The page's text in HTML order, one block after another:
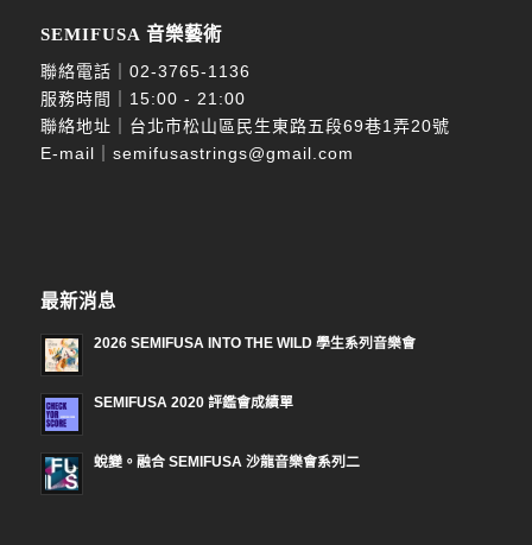
SEMIFUSA 音樂藝術
聯絡電話｜ 02-3765-1136
服務時間｜15:00 - 21:00
聯絡地址｜台北市松山區民生東路五段69巷1弄20號
E-mail｜ semifusastrings@gmail.com
最新消息
2026 SEMIFUSA INTO THE WILD 學生系列音樂會
SEMIFUSA 2020 評鑑會成績單
蛻變。融合 SEMIFUSA 沙龍音樂會系列二